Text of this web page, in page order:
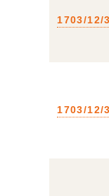
1703/12/
1703/12/